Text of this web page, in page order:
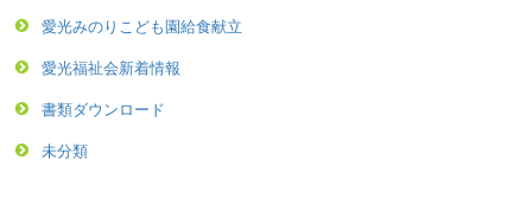
愛光みのりこども園給食献立
愛光福祉会新着情報
書類ダウンロード
未分類